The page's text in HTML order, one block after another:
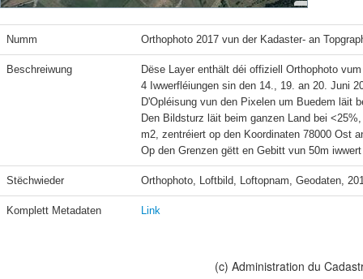
Numm Orthophoto 2017 vun der Kadaster- an
Beschreiwung
Dëse Layer enthält déi offiziell Orthophoto
4 Iwwerfléiungen sin den 14., 19. an 20. Juni
D'Opléisung vun den Pixelen um Buedem läit
Den Bildsturz läit beim ganzen Land bei
m2, zentréiert op den Koordinaten 78000 Ost
Stëchwieder Orthophoto, Loftbild, Loftopnam, Geodaten,
Komplett Metadaten Link
(c) Administration du